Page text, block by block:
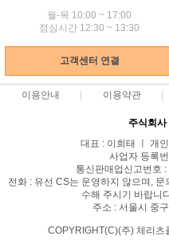
월-목 10:00 ~ 17:00
점심시간 12:30 ~ 13:30
고객센터 연결
이용안내 이용약관
주식회
대표 : 이희태 ㅣ 개
사업자 등록
통신판매업신고번호
전화 : 유선 CS는 운영하지 않으며,
수해 주시기 바랍니
주소 : 서울시 중
COPYRIGHT(C)(주) 체리